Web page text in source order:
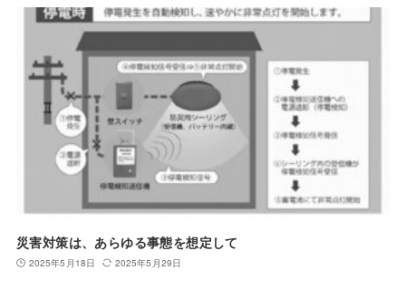
災害対策は、あらゆる事態を想定して
2025年5月18日 2025年5月29日